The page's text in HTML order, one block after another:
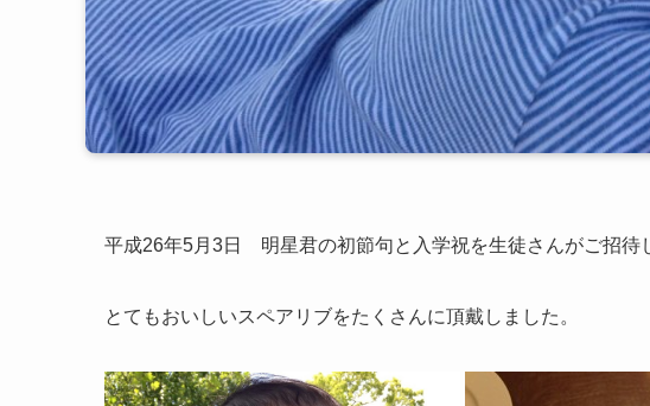
平成26年5月3日 明星君の初節句と入学祝を生徒さんがご招待
とてもおいしいスペアリブをたくさんに頂戴しました。